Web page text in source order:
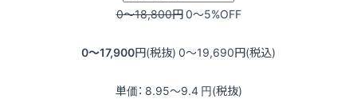
0〜18,800円0〜5%OFF
0〜17,900円(税抜) 0〜19,690円(税込)
単価： 8.95〜9.4 円(税抜)